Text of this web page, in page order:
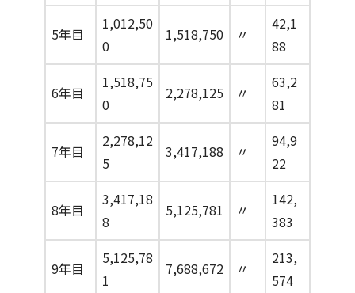
5年目
1,012,50
0
1,518,750 〃
42,1
88
6年目
1,518,75
0
2,278,125 〃
63,2
81
7年目
2,278,12
5
3,417,188 〃
94,9
22
8年目
3,417,18
8
5,125,781 〃
142,
383
9年目
5,125,78
1
7,688,672 〃
213,
574